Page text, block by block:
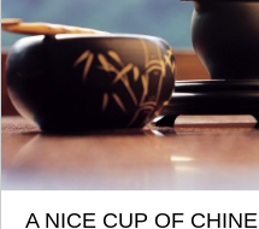
A NICE CUP OF